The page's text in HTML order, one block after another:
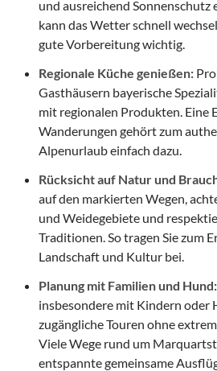
und ausreichend Sonnenschutz
kann das Wetter schnell
gute Vorbereitung wichtig.
Regionale Küche genießen:
Gasthäusern bayerische
mit regionalen Produkten. Eine
Wanderungen gehört zum
Alpenurlaub einfach dazu.
Rücksicht auf Natur und
auf den markierten Wegen,
und Weidegebiete und
Traditionen. So tragen Sie zum
Landschaft und Kultur bei.
Planung mit Familien und Hund:
insbesondere mit Kindern oder
zugängliche Touren ohne
Viele Wege rund um
entspannte gemeinsame